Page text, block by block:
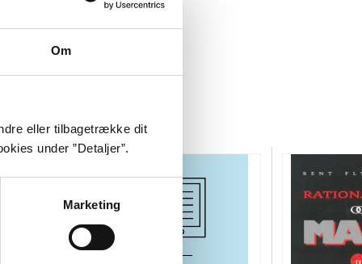
Om
eller tilbagetrække dit
under ”Detaljer”.
Marketing